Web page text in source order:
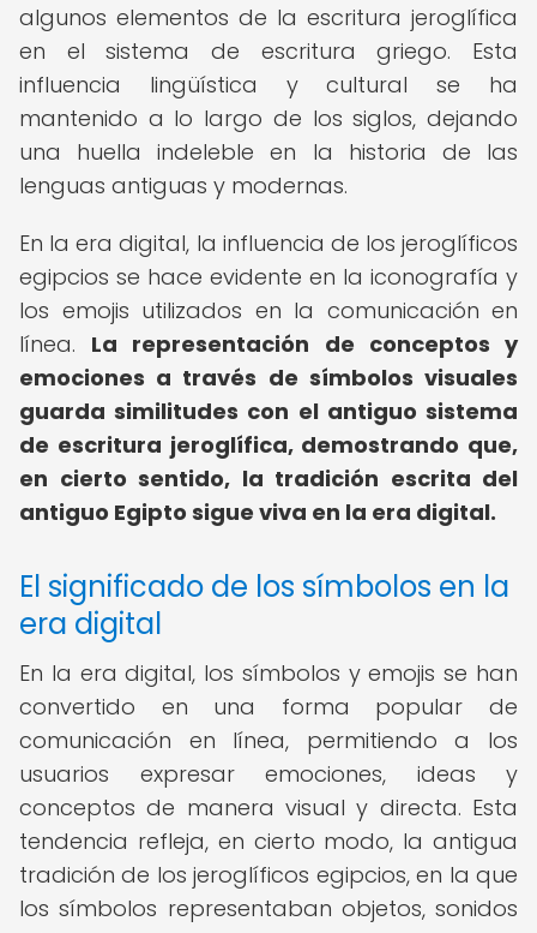
algunos elementos de la escritura jeroglífica
en el sistema de escritura griego. Esta
influencia lingüística y cultural se ha
mantenido a lo largo de los siglos, dejando
una huella indeleble en la historia de las
lenguas antiguas y modernas.
En la era digital, la influencia de los jeroglíficos
egipcios se hace evidente en la iconografía y
los emojis utilizados en la comunicación en
línea. La representación de conceptos y
emociones a través de símbolos visuales
guarda similitudes con el antiguo sistema
de escritura jeroglífica, demostrando que,
en cierto sentido, la tradición escrita del
antiguo Egipto sigue viva en la era digital.
El significado de los símbolos en la
era digital
En la era digital, los símbolos y emojis se han
convertido en una forma popular de
comunicación en línea, permitiendo a los
usuarios expresar emociones, ideas y
conceptos de manera visual y directa. Esta
tendencia refleja, en cierto modo, la antigua
tradición de los jeroglíficos egipcios, en la que
los símbolos representaban objetos, sonidos